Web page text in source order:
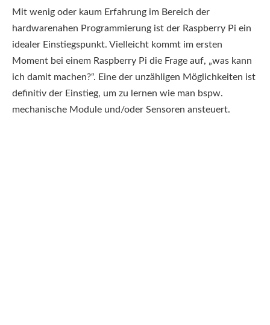
Mit wenig oder kaum Erfahrung im Bereich der
hardwarenahen Programmierung ist der Raspberry Pi ein
idealer Einstiegspunkt. Vielleicht kommt im ersten
Moment bei einem Raspberry Pi die Frage auf, „was kann
ich damit machen?“. Eine der unzähligen Möglichkeiten ist
definitiv der Einstieg, um zu lernen wie man bspw.
mechanische Module und/oder Sensoren ansteuert.